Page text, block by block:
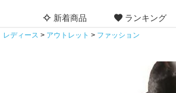
新着商品 ランキング
レディース アウトレット ファッション